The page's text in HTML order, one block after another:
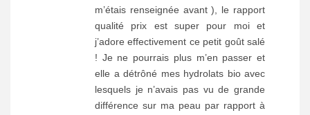
m’étais renseignée avant ), le rapport
qualité prix est super pour moi et
j’adore effectivement ce petit goût salé
! Je ne pourrais plus m’en passer et
elle a détrôné mes hydrolats bio avec
lesquels je n’avais pas vu de grande
différence sur ma peau par rapport à